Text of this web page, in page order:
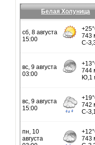
Белая Холуница